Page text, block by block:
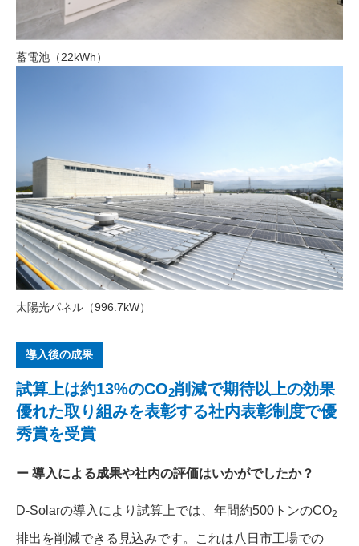
太陽光パネル（996.7kW）
蓄電池（22kWh）
導入後の成果
試算上は約13%のCO2削減で期待以上の効果
優れた取り組みを表彰する社内表彰制度で優
秀賞を受賞
導入による成果や社内の評価はいかがでしたか？
D-Solarの導入により試算上では、年間約500トンのCO2
排出を削減できる見込みです。これは八日市工場での